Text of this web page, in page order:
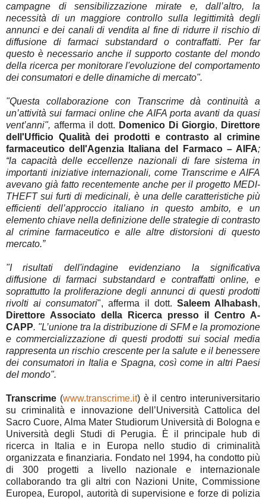
campagne di sensibilizzazione mirate e, dall’altro, la
necessità di un maggiore controllo sulla legittimità degli
annunci e dei canali di vendita al fine di ridurre il rischio di
diffusione di farmaci substandard o contraffatti. Per far
questo è necessario anche il supporto costante del mondo
della ricerca per monitorare l'evoluzione del comportamento
dei consumatori e delle dinamiche di mercato".
"Questa collaborazione con Transcrime dà continuità a
un’attività sui farmaci online che AIFA porta avanti da quasi
vent’anni", afferma il dott. Domenico Di Giorgio, Direttore
dell'Ufficio Qualità dei prodotti e contrasto al crimine
farmaceutico dell'Agenzia Italiana del Farmaco – AIFA;
“la capacità delle eccellenze nazionali di fare sistema in
importanti iniziative internazionali, come Transcrime e AIFA
avevano già fatto recentemente anche per il progetto MEDI-
THEFT sui furti di medicinali, è una delle caratteristiche più
efficienti dell’approccio italiano in questo ambito, e un
elemento chiave nella definizione delle strategie di contrasto
al crimine farmaceutico e alle altre distorsioni di questo
mercato.”
"I risultati dell'indagine evidenziano la significativa
diffusione di farmaci substandard e contraffatti online, e
soprattutto la proliferazione degli annunci di questi prodotti
rivolti ai consumatori", afferma il dott. Saleem Alhabash,
Direttore Associato della Ricerca presso il Centro A-
CAPP. "L’unione tra la distribuzione di SFM e la promozione
e commercializzazione di questi prodotti sui social media
rappresenta un rischio crescente per la salute e il benessere
dei consumatori in Italia e Spagna, così come in altri Paesi
del mondo".
Transcrime (www.transcrime.it) è il centro interuniversitario
su criminalità e innovazione dell’Università Cattolica del
Sacro Cuore, Alma Mater Studiorum Università di Bologna e
Università degli Studi di Perugia. È il principale hub di
ricerca in Italia e in Europa nello studio di criminalità
organizzata e finanziaria. Fondato nel 1994, ha condotto più
di 300 progetti a livello nazionale e internazionale
collaborando tra gli altri con Nazioni Unite, Commissione
Europea, Europol, autorità di supervisione e forze di polizia